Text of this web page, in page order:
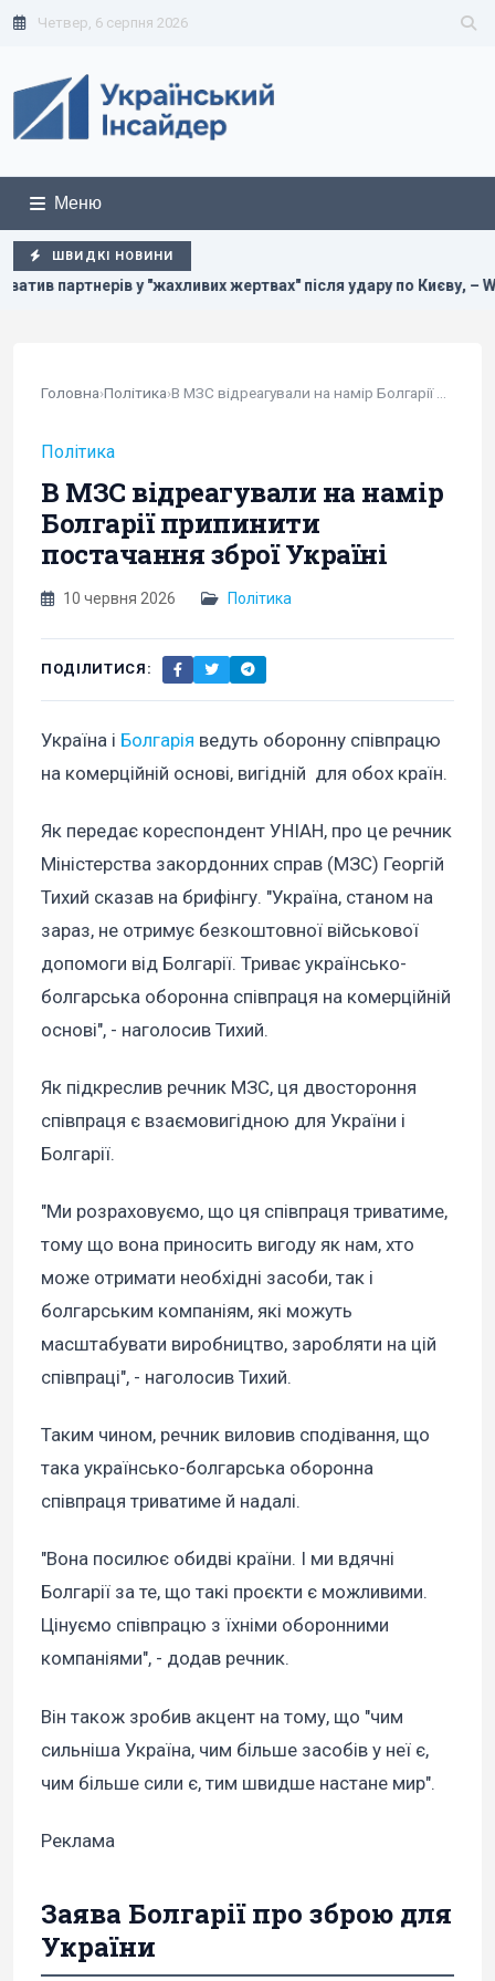
Четвер, 6 серпня 2026
Меню
ШВИДКІ НОВИНИ
жертвах" після удару по Києву, – WP Чотири
Головна›Політика›
Політика
В МЗС відреагували на намір
Болгарії припинити
постачання зброї Україні
10 червня 2026 Політика
ПОДІЛИТИСЯ:
Україна і Болгарія ведуть оборонну співпрацю
на комерційній основі, вигідній для обох країн.
Як передає кореспондент УНІАН, про це речник
Міністерства закордонних справ (МЗС) Георгій
Тихий сказав на брифінгу. "Україна, станом на
зараз, не отримує безкоштовної військової
допомоги від Болгарії. Триває українсько-
болгарська оборонна співпраця на комерційній
основі", - наголосив Тихий.
Як підкреслив речник МЗС, ця двостороння
співпраця є взаємовигідною для України і
Болгарії.
"Ми розраховуємо, що ця співпраця триватиме,
тому що вона приносить вигоду як нам, хто
може отримати необхідні засоби, так і
болгарським компаніям, які можуть
масштабувати виробництво, заробляти на цій
співпраці", - наголосив Тихий.
Таким чином, речник виловив сподівання, що
така українсько-болгарська оборонна
співпраця триватиме й надалі.
"Вона посилює обидві країни. І ми вдячні
Болгарії за те, що такі проєкти є можливими.
Цінуємо співпрацю з їхніми оборонними
компаніями", - додав речник.
Він також зробив акцент на тому, що "чим
сильніша Україна, чим більше засобів у неї є,
чим більше сили є, тим швидше настане мир".
Реклама
Заява Болгарії про зброю для
України